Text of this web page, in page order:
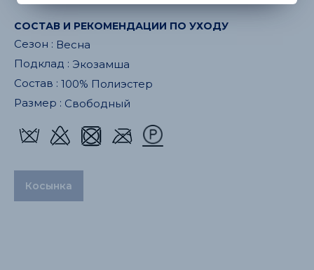
СОСТАВ И РЕКОМЕНДАЦИИ ПО УХОДУ
Сезон : Весна
Подклад : Экозамша
Состав : 100% Полиэстер
Размер : Свободный
Косынка